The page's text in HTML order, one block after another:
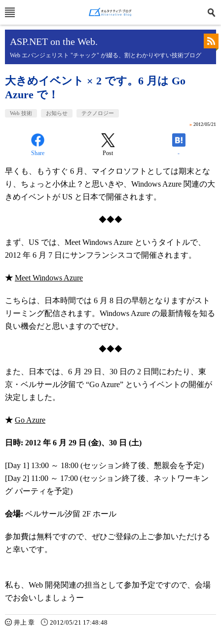
ASP.NET on the Web.
Web エバンジェリスト "チャック" が綴る、割とわかりやすい技術ブログ
大きめイベント × 2 です。6 月は Go
Azure で！
Web 技術 お知らせ テクノロジー
» 2012/05/21
Share Post -
早くも、もうすぐ 6 月、マイクロソフトとしては期末とな
り、ちょっと小休止？と思いきや、Windows Azure 関連の大
きめイベントが US と日本で開催されます。
◆◆◆
まず、US では、Meet Windows Azure というタイトルで、
2012 年 6 月 7 日にサンフランシスコで開催されます。
★ Meet Windows Azure
こちらは、日本時間では 6 月 8 日の早朝となりますがスト
リーミング配信されます。Windows Azure の最新情報を知る
良い機会だと思いますのでぜひ。
◆◆◆
また、日本では、6 月 29 日、30 日の 2 日間にわたり、東
京・ベルサール汐留で “Go Azure” というイベントの開催が
決定しました。
★ Go Azure
日時: 2012 年 6 月 29 日 (金)、30 日 (土)
[Day 1] 13:00 ～ 18:00 (セッション終了後、懇親会を予定)
[Day 2] 11:00 ～ 17:00 (セッション終了後、ネットワーキン
グ パーティを予定)
会場: ベルサール汐留 2F ホール
参加費は無料ですので、ぜひご登録の上ご参加いただける
と幸いです。
私も、Web 開発関連の担当として参加予定ですので、会場
でお会いしましょうー
井上 章 2012/05/21 17:48:48